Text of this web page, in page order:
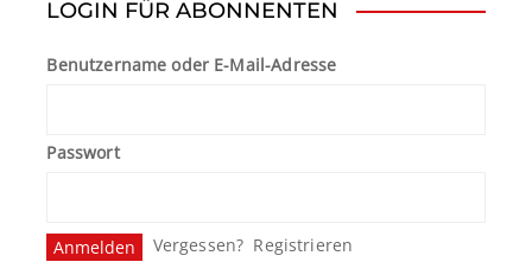
LOGIN FÜR ABONNENTEN
Benutzername oder E-Mail-Adresse
Passwort
Vergessen? Registrieren